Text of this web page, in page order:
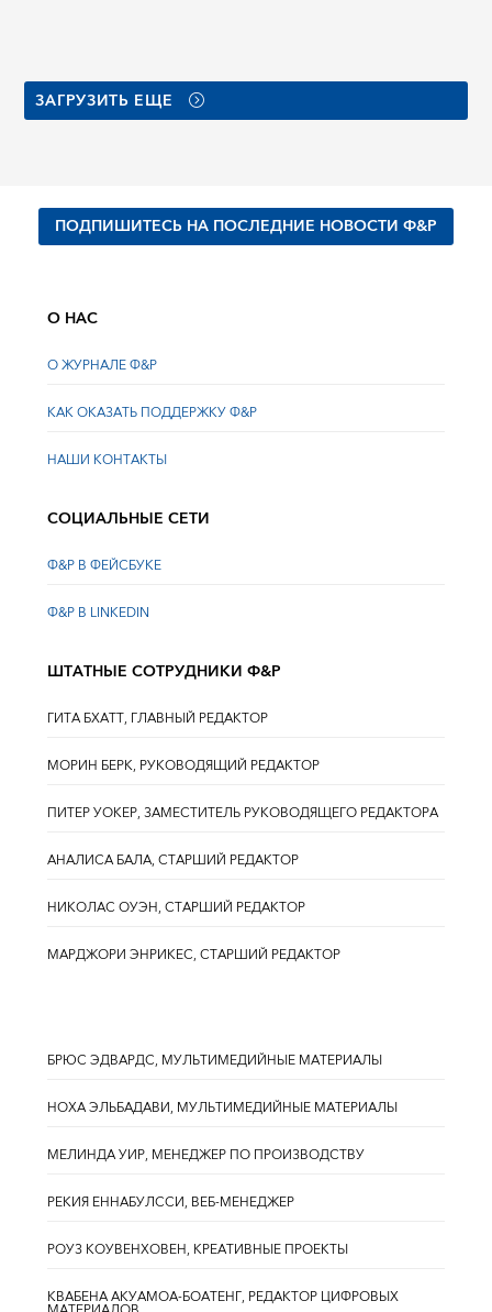
ЗАГРУЗИТЬ ЕЩЕ
ПОДПИШИТЕСЬ НА ПОСЛЕДНИЕ НОВОСТИ Ф&Р
О НАС
О ЖУРНАЛЕ Ф&Р
КАК ОКАЗАТЬ ПОДДЕРЖКУ Ф&Р
НАШИ КОНТАКТЫ
СОЦИАЛЬНЫЕ СЕТИ
Ф&Р В ФЕЙСБУКЕ
Ф&Р В LINKEDIN
ШТАТНЫЕ СОТРУДНИКИ Ф&Р
ГИТА БХАТТ, ГЛАВНЫЙ РЕДАКТОР
МОРИН БЕРК, РУКОВОДЯЩИЙ РЕДАКТОР
ПИТЕР УОКЕР, ЗАМЕСТИТЕЛЬ РУКОВОДЯЩЕГО РЕДАКТОРА
АНАЛИСА БАЛА, СТАРШИЙ РЕДАКТОР
НИКОЛАС ОУЭН, СТАРШИЙ РЕДАКТОР
МАРДЖОРИ ЭНРИКЕС, СТАРШИЙ РЕДАКТОР
БРЮС ЭДВАРДС, МУЛЬТИМЕДИЙНЫЕ МАТЕРИАЛЫ
НОХА ЭЛЬБАДАВИ, МУЛЬТИМЕДИЙНЫЕ МАТЕРИАЛЫ
МЕЛИНДА УИР, МЕНЕДЖЕР ПО ПРОИЗВОДСТВУ
РЕКИЯ ЕННАБУЛССИ, ВЕБ-МЕНЕДЖЕР
РОУЗ КОУВЕНХОВЕН, КРЕАТИВНЫЕ ПРОЕКТЫ
КВАБЕНА АКУАМОА-БОАТЕНГ, РЕДАКТОР ЦИФРОВЫХ